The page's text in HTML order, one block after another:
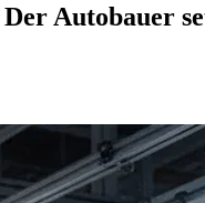
Autobauer